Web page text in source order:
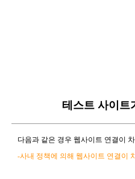
테스트 사이트
다음과 같은 경우 웹사이트 연결이
-사내 정책에 의해 웹사이트 연결이